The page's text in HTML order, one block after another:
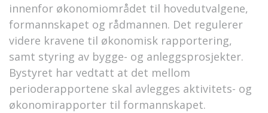
innenfor økonomiområdet til hovedutvalgene,
formannskapet og rådmannen. Det regulerer
videre kravene til økonomisk rapportering,
samt styring av bygge- og anleggsprosjekter.
Bystyret har vedtatt at det mellom
perioderapportene skal avlegges aktivitets- og
økonomirapporter til formannskapet.